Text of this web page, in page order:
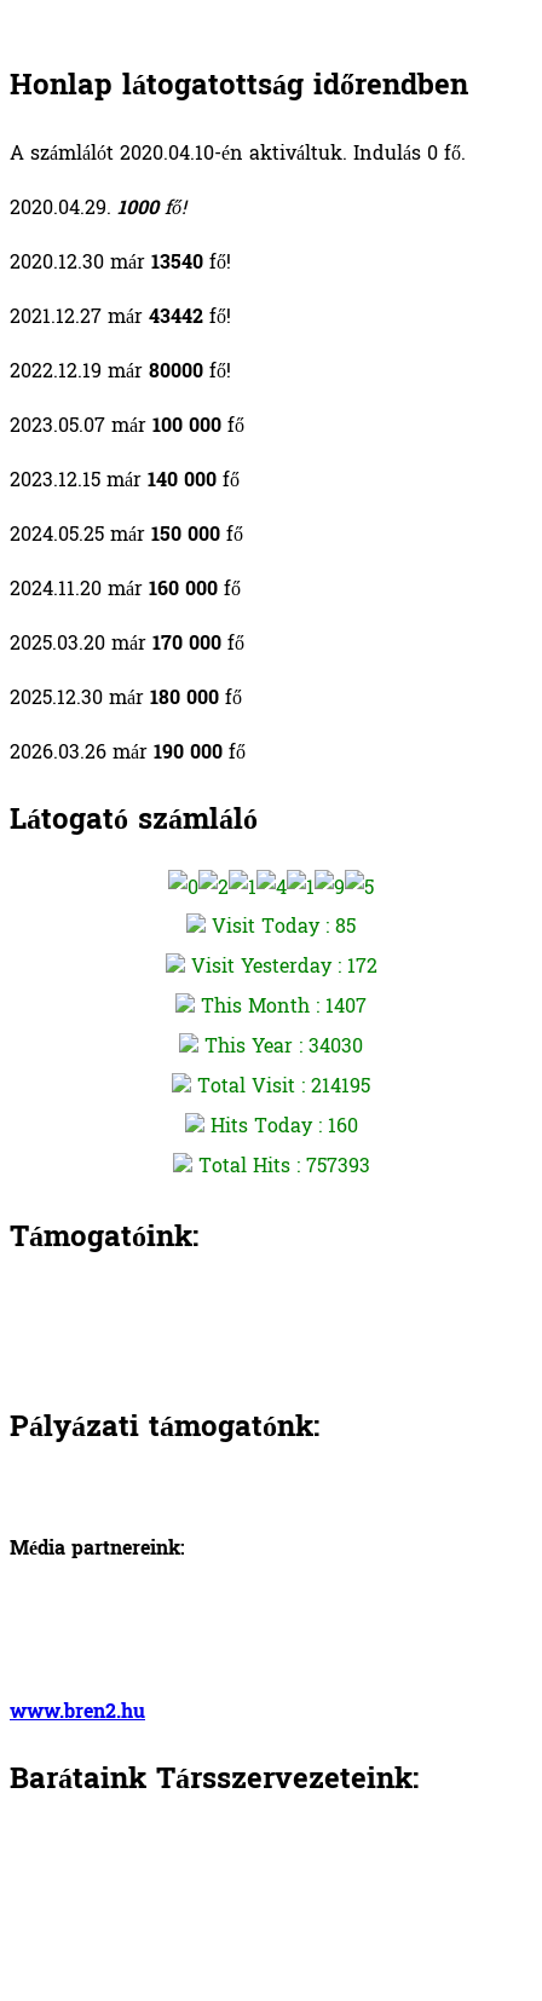
Honlap látogatottság időrendben
A számlálót 2020.04.10-én aktiváltuk. Indulás 0 fő.
2020.04.29. 1000fő!
2020.12.30 már13540fő!
2021.12.27 már43442fő!
2022.12.19 már80000fő!
2023.05.07 már100 000fő
2023.12.15 már140 000fő
2024.05.25 már150 000fő
2024.11.20 már160 000fő
2025.03.20 már170 000fő
2025.12.30 már180 000fő
2026.03.26 már190 000fő
Látogató számláló
Visit Today : 85
Visit Yesterday : 172
This Month : 1407
This Year : 34030
Total Visit : 214195
Hits Today : 160
Total Hits : 757393
Támogatóink:
Pályázati támogatónk:
Média partnereink:
www.bren2.hu
Barátaink Társszervezeteink: